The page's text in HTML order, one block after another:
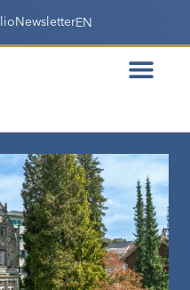
NewsletterEN